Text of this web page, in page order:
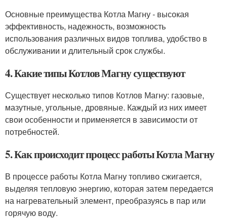
Основные преимущества Котла Магну - высокая
эффективность, надежность, возможность
использования различных видов топлива, удобство в
обслуживании и длительный срок службы.
4. Какие типы Котлов Магну существуют
Существует несколько типов Котлов Магну: газовые,
мазутные, угольные, дровяные. Каждый из них имеет
свои особенности и применяется в зависимости от
потребностей.
5. Как происходит процесс работы Котла Магну
В процессе работы Котла Магну топливо сжигается,
выделяя тепловую энергию, которая затем передается
на нагревательный элемент, преобразуясь в пар или
горячую воду.